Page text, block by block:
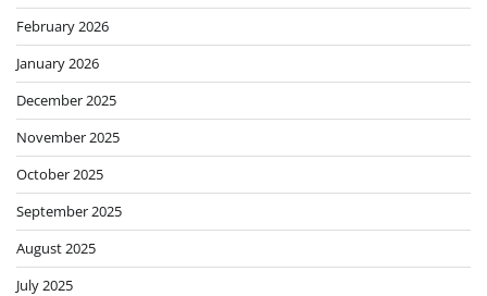
February 2026
January 2026
December 2025
November 2025
October 2025
September 2025
August 2025
July 2025